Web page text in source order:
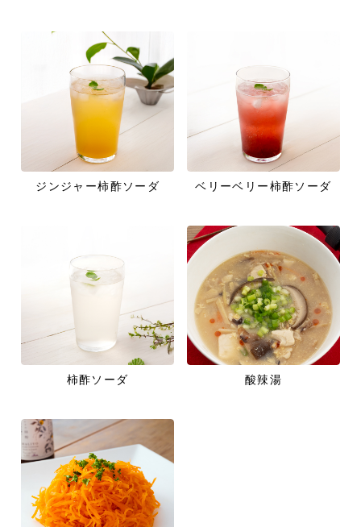
ジンジャー柿酢ソーダ ベリーベリー柿酢ソーダ
柿酢ソーダ 酸辣湯